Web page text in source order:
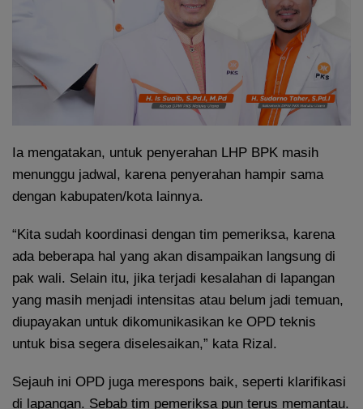
Ia mengatakan, untuk penyerahan LHP BPK masih
menunggu jadwal, karena penyerahan hampir sama
dengan kabupaten/kota lainnya.
“Kita sudah koordinasi dengan tim pemeriksa, karena
ada beberapa hal yang akan disampaikan langsung di
pak wali. Selain itu, jika terjadi kesalahan di lapangan
yang masih menjadi intensitas atau belum jadi temuan,
diupayakan untuk dikomunikasikan ke OPD teknis
untuk bisa segera diselesaikan,” kata Rizal.
Sejauh ini OPD juga merespons baik, seperti klarifikasi
di lapangan. Sebab tim pemeriksa pun terus memantau.